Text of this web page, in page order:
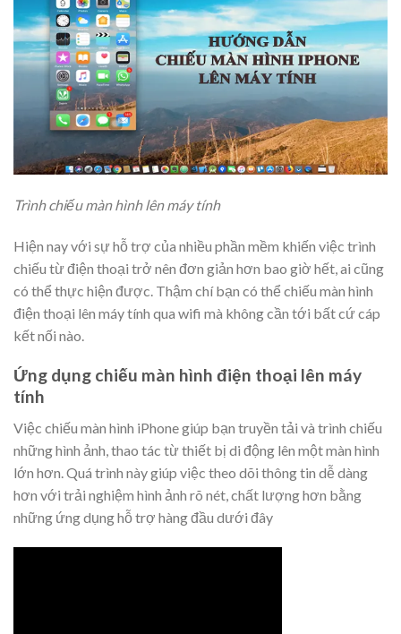
Trình chiếu màn hình lên máy tính
Hiện nay với sự hỗ trợ của nhiều phần mềm khiến việc trình
chiếu từ điện thoại trở nên đơn giản hơn bao giờ hết, ai cũng
có thể thực hiện được. Thậm chí bạn có thể chiếu màn hình
điện thoại lên máy tính qua wifi mà không cần tới bất cứ cáp
kết nối nào.
Ứng dụng chiếu màn hình điện thoại lên máy
tính
Việc chiếu màn hình iPhone giúp bạn truyền tải và trình chiếu
những hình ảnh, thao tác từ thiết bị di động lên một màn hình
lớn hơn. Quá trình này giúp việc theo dõi thông tin dễ dàng
hơn với trải nghiệm hình ảnh rõ nét, chất lượng hơn bằng
những ứng dụng hỗ trợ hàng đầu dưới đây